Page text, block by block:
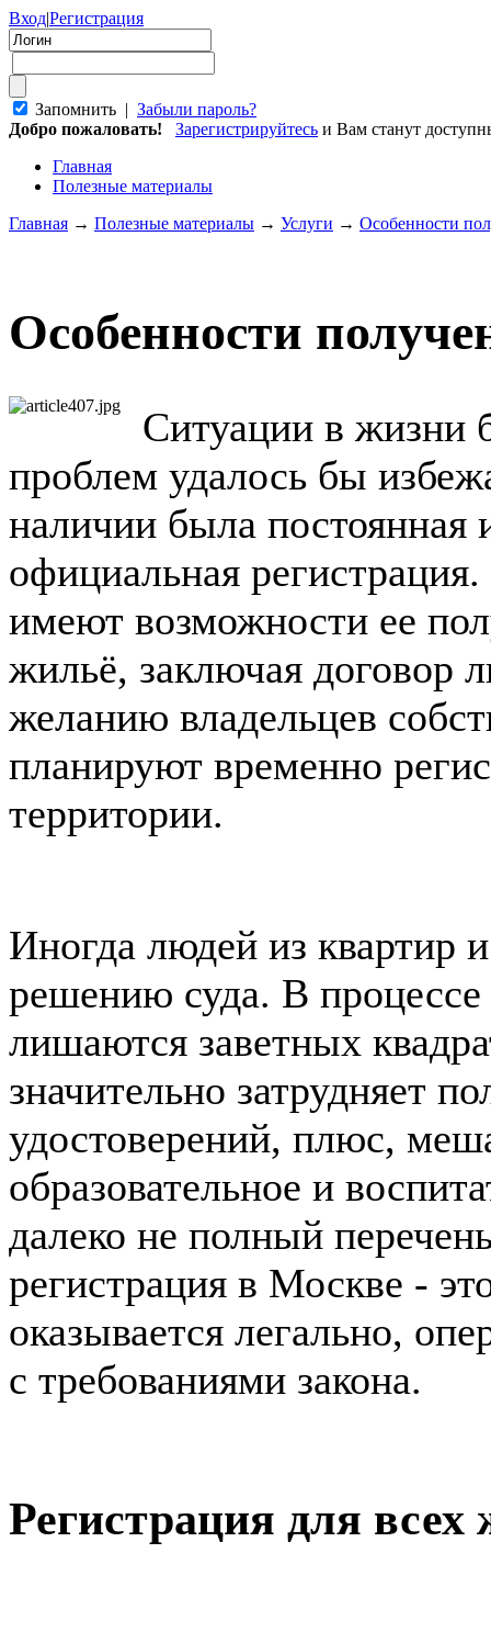
Вход|Регистрация
Запомнить | Забыли пароль?
Добро пожаловать!
Зарегистрируйтесь и Вам станут
Главная
Полезные материалы
Главная → Полезные материалы → Услуги → Особенности
Особенности
Ситуации в жизни
проблем удалось бы
наличии была постоянная
официальная
имеют возможности ее
жильё, заключая договор
желанию владельцев
планируют временно
территории.
Иногда людей из квартир
решению суда. В процессе
лишаются заветных
значительно затрудняет
удостоверений, плюс,
образовательное и
далеко не полный
регистрация в Москве -
оказывается легально,
с требованиями закона.
Регистрация для